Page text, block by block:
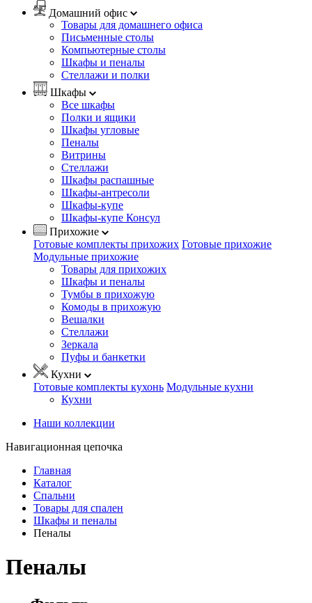
Домашний офис
Товары для домашнего офиса
Письменные столы
Компьютерные столы
Шкафы и пеналы
Стеллажи и полки
Шкафы
Все шкафы
Полки и ящики
Шкафы угловые
Пеналы
Витрины
Стеллажи
Шкафы распашные
Шкафы-антресоли
Шкафы-купе
Шкафы-купе Консул
Прихожие
Готовые комплекты прихожих Готовые прихожие
Модульные прихожие
Товары для прихожих
Шкафы и пеналы
Тумбы в прихожую
Комоды в прихожую
Вешалки
Стеллажи
Зеркала
Пуфы и банкетки
Кухни
Готовые комплекты кухонь Модульные кухни
Кухни
Наши коллекции
Навигационная цепочка
Главная
Каталог
Спальни
Товары для спален
Шкафы и пеналы
Пеналы
Пеналы